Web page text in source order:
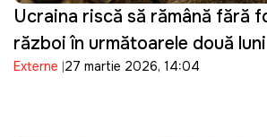
Ucraina riscă să rămână fără
război în următoarele două luni
Externe 27 martie 2026, 14:04